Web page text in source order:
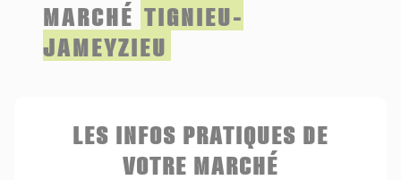
MARCHÉ TIGNIEU-
JAMEYZIEU
LES INFOS PRATIQUES DE
VOTRE MARCHÉ